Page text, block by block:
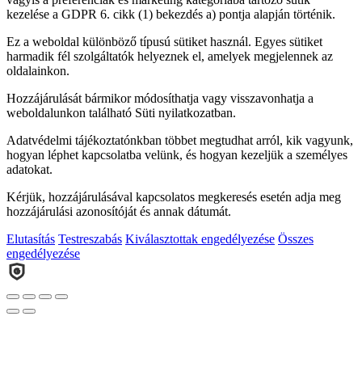
kezelése a GDPR 6. cikk (1) bekezdés a) pontja alapján történik.
Ez a weboldal különböző típusú sütiket használ. Egyes sütiket
harmadik fél szolgáltatók helyeznek el, amelyek megjelennek az
oldalainkon.
Hozzájárulását bármikor módosíthatja vagy visszavonhatja a
weboldalunkon található Süti nyilatkozatban.
Adatvédelmi tájékoztatónkban többet megtudhat arról, kik vagyunk,
hogyan léphet kapcsolatba velünk, és hogyan kezeljük a személyes
adatokat.
Kérjük, hozzájárulásával kapcsolatos megkeresés esetén adja meg
hozzájárulási azonosítóját és annak dátumát.
Elutasítás Testreszabás Kiválasztottak engedélyezése Összes
engedélyezése